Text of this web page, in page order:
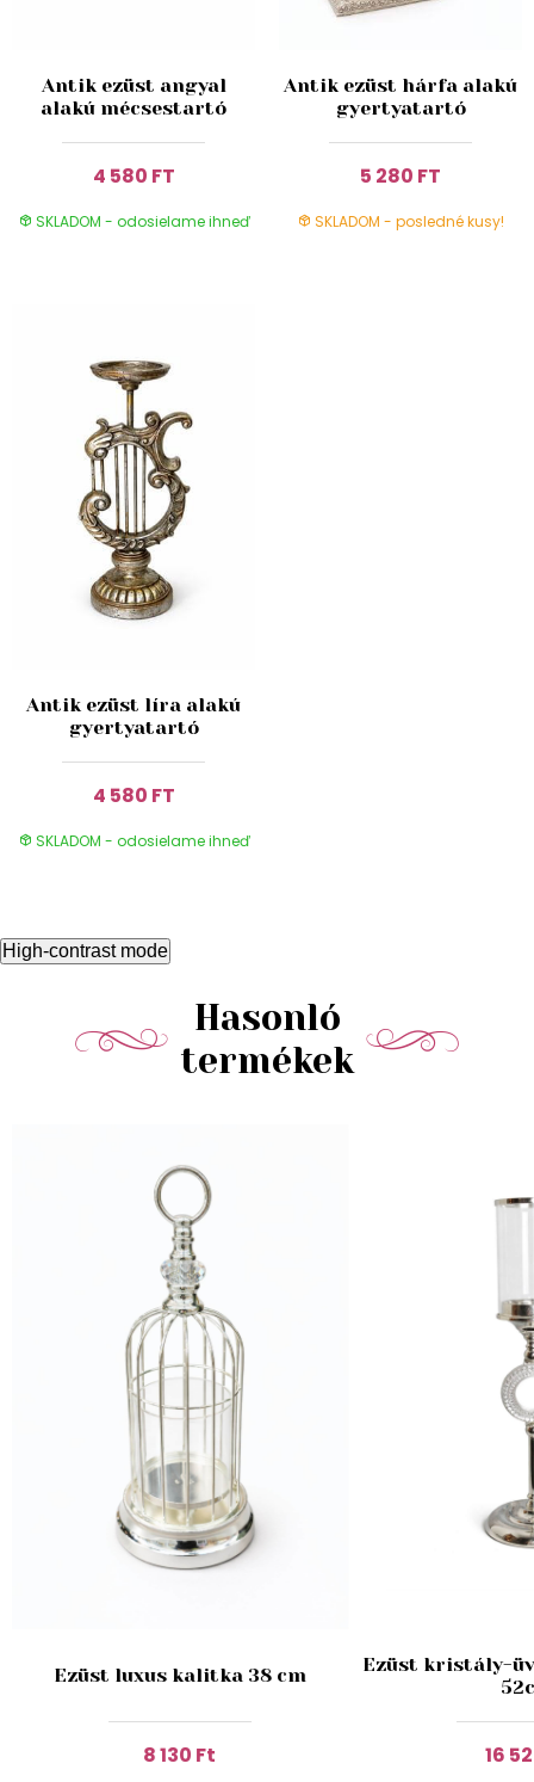
Antik ezüst angyal
alakú mécsestartó
4 580 FT
SKLADOM - odosielame ihneď
Antik ezüst hárfa alakú
gyertyatartó
5 280 FT
SKLADOM - posledné kusy!
Antik ezüst líra alakú
gyertyatartó
4 580 FT
SKLADOM - odosielame ihneď
High-contrast mode
Hasonló
termékek
Ezüst luxus kalitka 38 cm
8 130 Ft
Ezüst kristály-
16